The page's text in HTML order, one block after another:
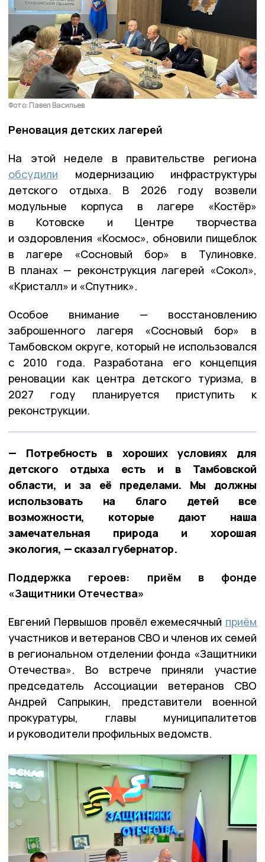
Фото: Павел Васильев
Реновация детских лагерей
На этой неделе в правительстве региона
обсудили модернизацию инфраструктуры
детского отдыха. В 2026 году возвели
модульные корпуса в лагере «Костёр»
в Котовске и Центре творчества
и оздоровления «Космос», обновили пищеблок
в лагере «Сосновый бор» в Тулиновке.
В планах — реконструкция лагерей «Сокол»,
«Кристалл» и «Спутник».
Особое внимание — восстановлению
заброшенного лагеря «Сосновый бор» в
Тамбовском округе, который не использовался
с 2010 года. Разработана его концепция
реновации как центра детского туризма, в
2027 году планируется приступить к
реконструкции.
— Потребность в хороших условиях для
детского отдыха есть и в Тамбовской
области, и за её пределами. Мы должны
использовать на благо детей все
возможности, которые дают наша
замечательная природа и хорошая
экология, — сказал губернатор.
Поддержка героев: приём в фонде
«Защитники Отечества»
Евгений Первышов провёл ежемесячный приём
участников и ветеранов СВО и членов их семей
в региональном отделении фонда «Защитники
Отечества». Во встрече приняли участие
председатель Ассоциации ветеранов СВО
Андрей Сапрыкин, представители военной
прокуратуры, главы муниципалитетов
и руководители профильных ведомств.